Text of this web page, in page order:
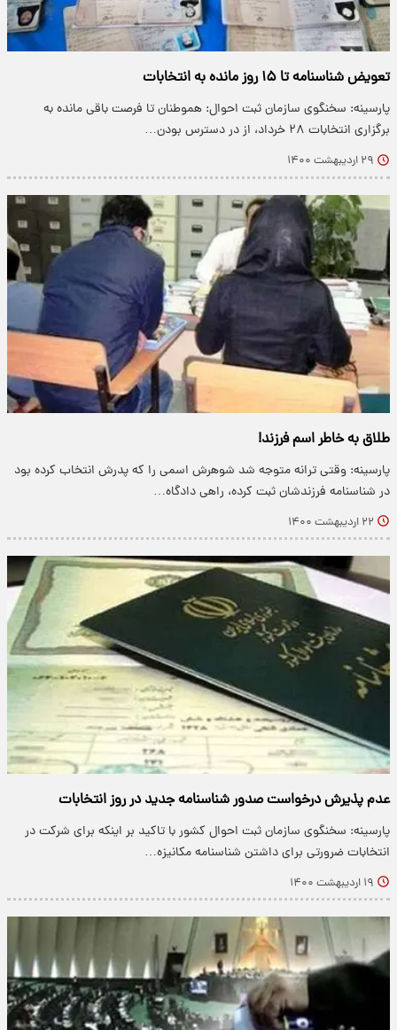
تعویض شناسنامه تا ۱۵ روز مانده به انتخابات
پارسینه: سخنگوی سازمان ثبت احوال: هموطنان تا فرصت باقی مانده به
برگزاری انتخابات ۲۸ خرداد، از در دسترس بودن…
۲۹ اردیبهشت ۱۴۰۰
طلاق به خاطر اسم فرزند!
پارسینه: وقتی ترانه متوجه شد شوهرش اسمی را که پدرش انتخاب کرده بود
در شناسنامه فرزندشان ثبت کرده، راهی دادگاه…
۲۲ اردیبهشت ۱۴۰۰
عدم پذیرش درخواست صدور شناسنامه جدید در روز انتخابات
پارسینه: سخنگوی سازمان ثبت احوال کشور با تاکید بر اینکه برای شرکت در
انتخابات ضرورتی برای داشتن شناسنامه مکانیزه…
۱۹ اردیبهشت ۱۴۰۰